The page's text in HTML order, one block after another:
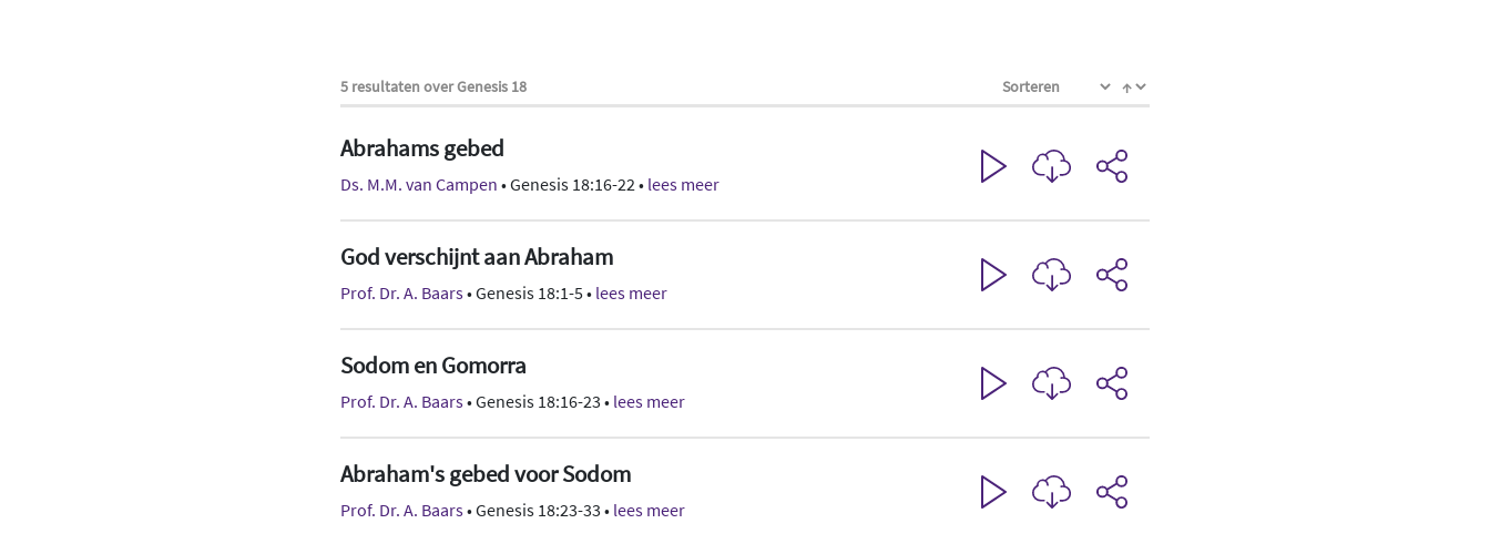
5 resultaten over Genesis 18
Abrahams gebed
Ds. M.M. van Campen • Genesis 18:16-22 • lees meer
God verschijnt aan Abraham
Prof. Dr. A. Baars• Genesis 18:1-5 • lees meer
Sodom en Gomorra
Prof. Dr. A. Baars• Genesis 18:16-23 • lees meer
Abraham's gebed voor Sodom
Prof. Dr. A. Baars• Genesis 18:23-33 • lees meer